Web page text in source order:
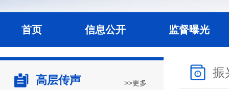
首页 信息公开 监督曝光
高层传声 >>更多
振